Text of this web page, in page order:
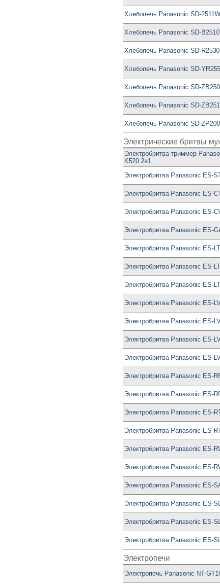
Хлебопечь Panasonic SD-
Хлебопечь Panasonic SD-
Хлебопечь Panasonic SD-
Хлебопечь Panasonic SD-
Хлебопечь Panasonic SD-
Хлебопечь Panasonic SD-
Хлебопечь Panasonic SD-
Электрические бритвы
Электробритва-триммер
K520 2в1
Электробритва Panasonic ES-
Электробритва Panasonic ES-
Электробритва Panasonic ES-
Электробритва Panasonic ES-
Электробритва Panasonic ES-
Электробритва Panasonic ES-
Электробритва Panasonic ES-
Электробритва Panasonic ES-
Электробритва Panasonic ES-
Электробритва Panasonic ES-
Электробритва Panasonic ES-
Электробритва Panasonic ES-
Электробритва Panasonic ES-
Электробритва Panasonic ES-
Электробритва Panasonic ES-
Электробритва Panasonic ES-
Электробритва Panasonic ES-
Электробритва Panasonic ES-
Электробритва Panasonic ES-
Электробритва Panasonic ES-
Электробритва Panasonic ES-
Электропечи
Электропечь Panasonic NT-